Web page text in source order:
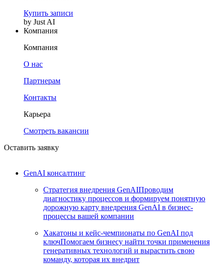
Купить записи
by Just AI
Компания
Компания
О нас
Партнерам
Контакты
Карьера
Смотреть вакансии
Оставить заявку
GenAI консалтинг
Стратегия внедрения GenAIПроводим
диагностику процессов и формируем понятную
дорожную карту внедрения GenAI в бизнес-
процессы вашей компании
Хакатоны и кейс-чемпионаты по GenAI под
ключПомогаем бизнесу найти точки применения
генеративных технологий и вырастить свою
команду, которая их внедрит